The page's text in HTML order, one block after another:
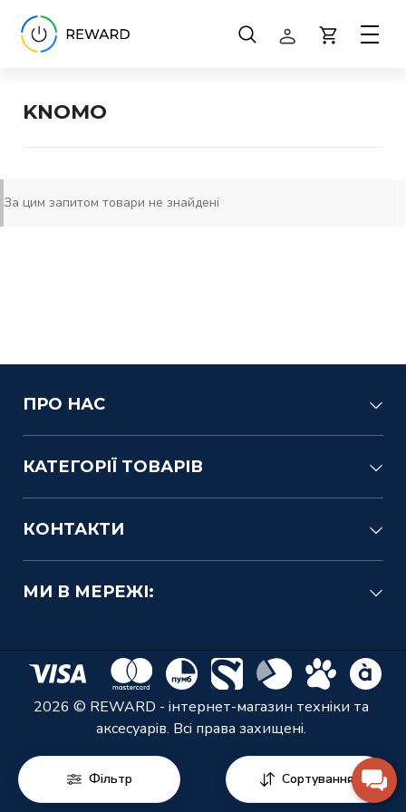
KNOMO
За цим запитом товари не знайдені
Фільтр Сортування
ПРО НАС
КАТЕГОРІЇ ТОВАРІВ
КОНТАКТИ
МИ В МЕРЕЖІ:
2026 © REWARD - інтернет-магазин техніки та
аксесуарів. Всі права захищені.
Способи оплати